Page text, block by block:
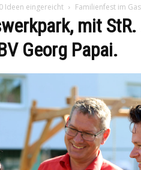
Ideen eingereicht Familienfest im
mit
Georg Papai.